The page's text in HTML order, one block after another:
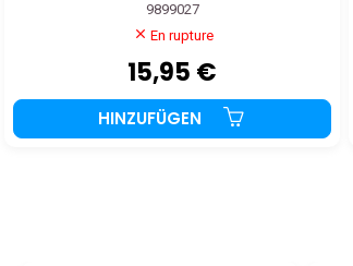
9899027
En rupture
15,95 €
HINZUFÜGEN